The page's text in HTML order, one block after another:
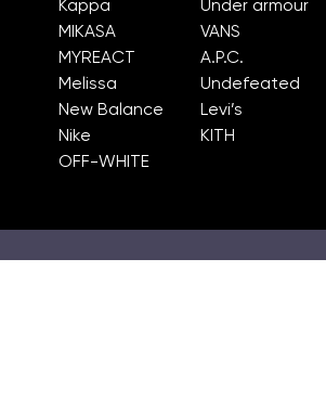
Kappa
MIKASA
MYREACT
Melissa
New Balance
Nike
OFF-WHITE
Under armour
VANS
A.P.C.
Undefeated
Levi’s
KITH